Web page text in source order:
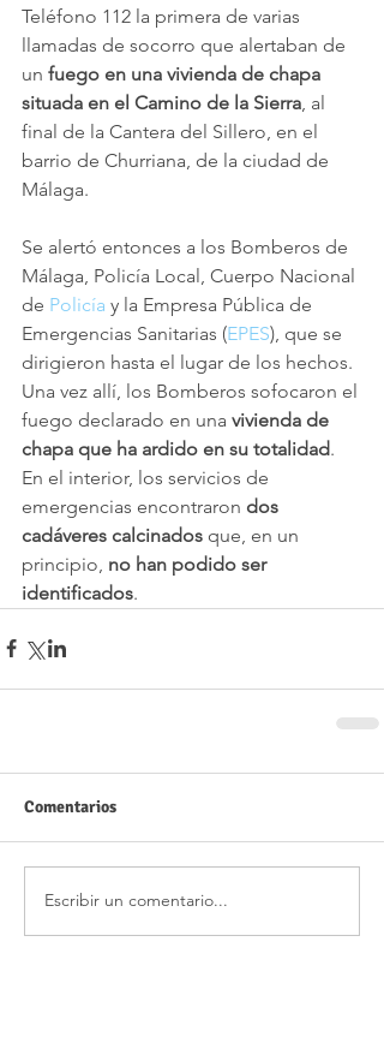
Teléfono 112 la primera de varias
llamadas de socorro que alertaban de
un fuego en una vivienda de chapa
situada en el Camino de la Sierra , al
final de la Cantera del Sillero, en el
barrio de Churriana, de la ciudad de
Málaga.
Se alertó entonces a los Bomberos de
Málaga, Policía Local, Cuerpo Nacional
de Policía y la Empresa Pública de
Emergencias Sanitarias (EPES), que se
dirigieron hasta el lugar de los hechos.
Una vez allí, los Bomberos sofocaron el
fuego declarado en una vivienda de
chapa que ha ardido en su totalidad.
En el interior, los servicios de
emergencias encontraron dos
cadáveres calcinados que, en un
principio, no han podido ser
identificados.
Comentarios
Escribir un comentario...